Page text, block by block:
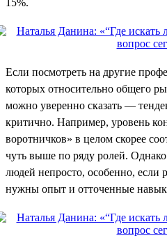
Если посмотреть на другие
которых относительно общего
можно уверенно сказать —
критично. Например, уровень
воротничков» в целом скорее
чуть выше по ряду ролей.
людей непросто, особенно, если
нужны опыт и отточенные